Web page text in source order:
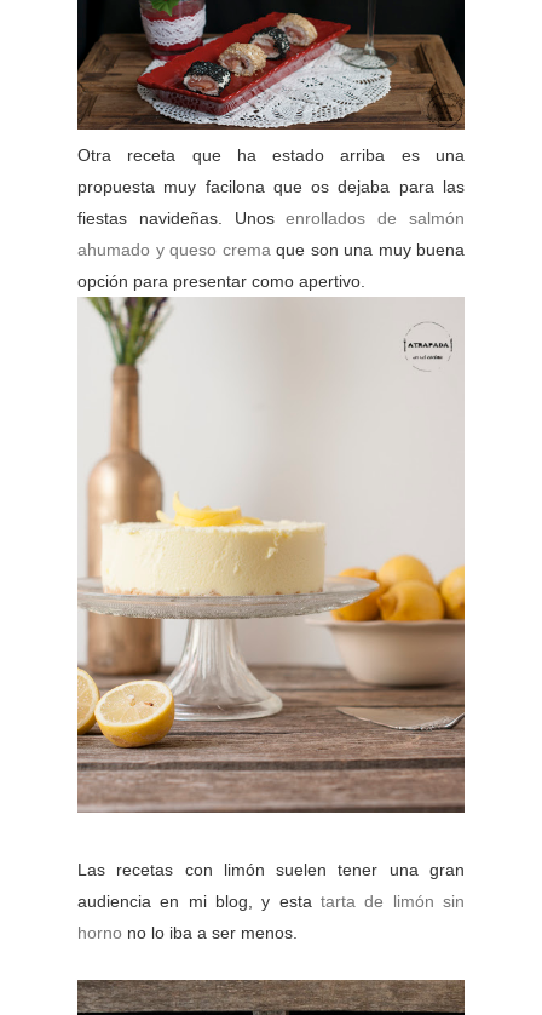
Otra receta que ha estado arriba es una
propuesta muy facilona que os dejaba para las
fiestas navideñas. Unosenrollados de salmón
ahumado y queso crema que son una muy buena
opción para presentar como apertivo.
Las recetas con limón suelen tener una gran
audiencia en mi blog, y esta tarta de limón sin
horno no lo iba a ser menos.